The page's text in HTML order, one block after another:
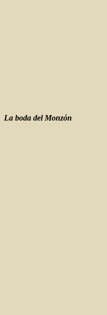
La boda del Monzón